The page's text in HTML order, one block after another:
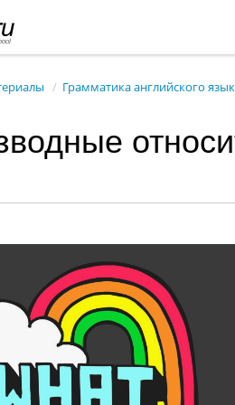
Грамматика английского